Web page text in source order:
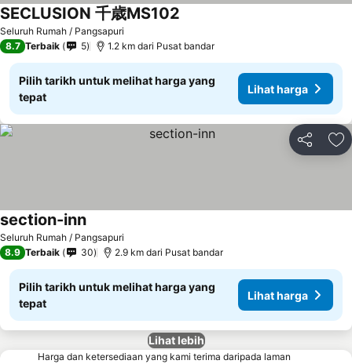
Seluruh Rumah / Pangsapuri
SECLUSION 千歳MS102
8.7 Terbaik 5 1.2 km dari Pusat bandar
Pilih tarikh untuk melihat harga yang
tepat
Lihat harga
Kongsi
Seluruh Rumah / Pangsapuri
section-innLihat harga
8.9 Terbaik 30 2.9 km dari Pusat bandar
Pilih tarikh untuk melihat harga yang
tepat
Lihat harga
Lihat lebih
Harga dan ketersediaan yang kami terima daripada laman